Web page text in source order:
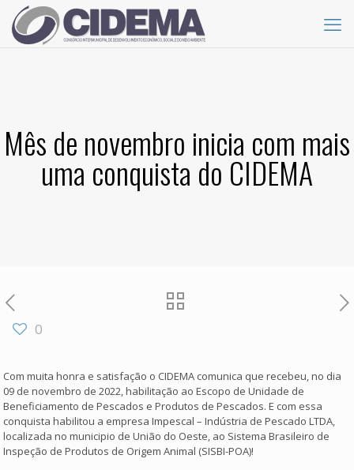
Mês de novembro inicia com mais
uma conquista do CIDEMA
0
Com muita honra e satisfação o CIDEMA comunica que recebeu, no dia
09 de novembro de 2022, habilitação ao Escopo de Unidade de
Beneficiamento de Pescados e Produtos de Pescados. E com essa
conquista habilitou a empresa Impescal – Indústria de Pescado LTDA,
localizada no municipio de União do Oeste, ao Sistema Brasileiro de
Inspeção de Produtos de Origem Animal (SISBI-POA)!